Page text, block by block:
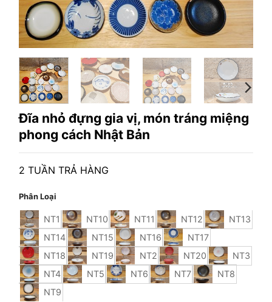
Đĩa nhỏ đựng gia vị, món tráng miệng
phong cách Nhật Bản
2 TUẦN TRẢ HÀNG
Phân Loại
NT1 NT10 NT11 NT12
NT13
NT14
NT15 NT16
NT17
NT18
NT19 NT2 NT20
NT3
NT4
NT5 NT6 NT7
NT8
NT9